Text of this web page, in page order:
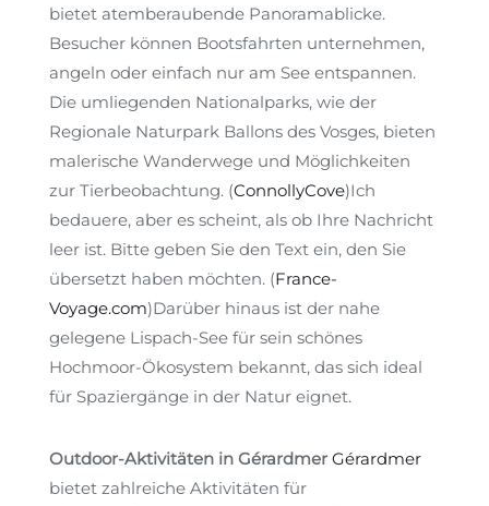
bietet atemberaubende Panoramablicke.
Besucher können Bootsfahrten unternehmen,
angeln oder einfach nur am See entspannen.
Die umliegenden Nationalparks, wie der
Regionale Naturpark Ballons des Vosges, bieten
malerische Wanderwege und Möglichkeiten
zur Tierbeobachtung. (ConnollyCove)Ich
bedauere, aber es scheint, als ob Ihre Nachricht
leer ist. Bitte geben Sie den Text ein, den Sie
übersetzt haben möchten. (France-
Voyage.com)Darüber hinaus ist der nahe
gelegene Lispach-See für sein schönes
Hochmoor-Ökosystem bekannt, das sich ideal
für Spaziergänge in der Natur eignet.
Outdoor-Aktivitäten in Gérardmer Gérardmer
bietet zahlreiche Aktivitäten für